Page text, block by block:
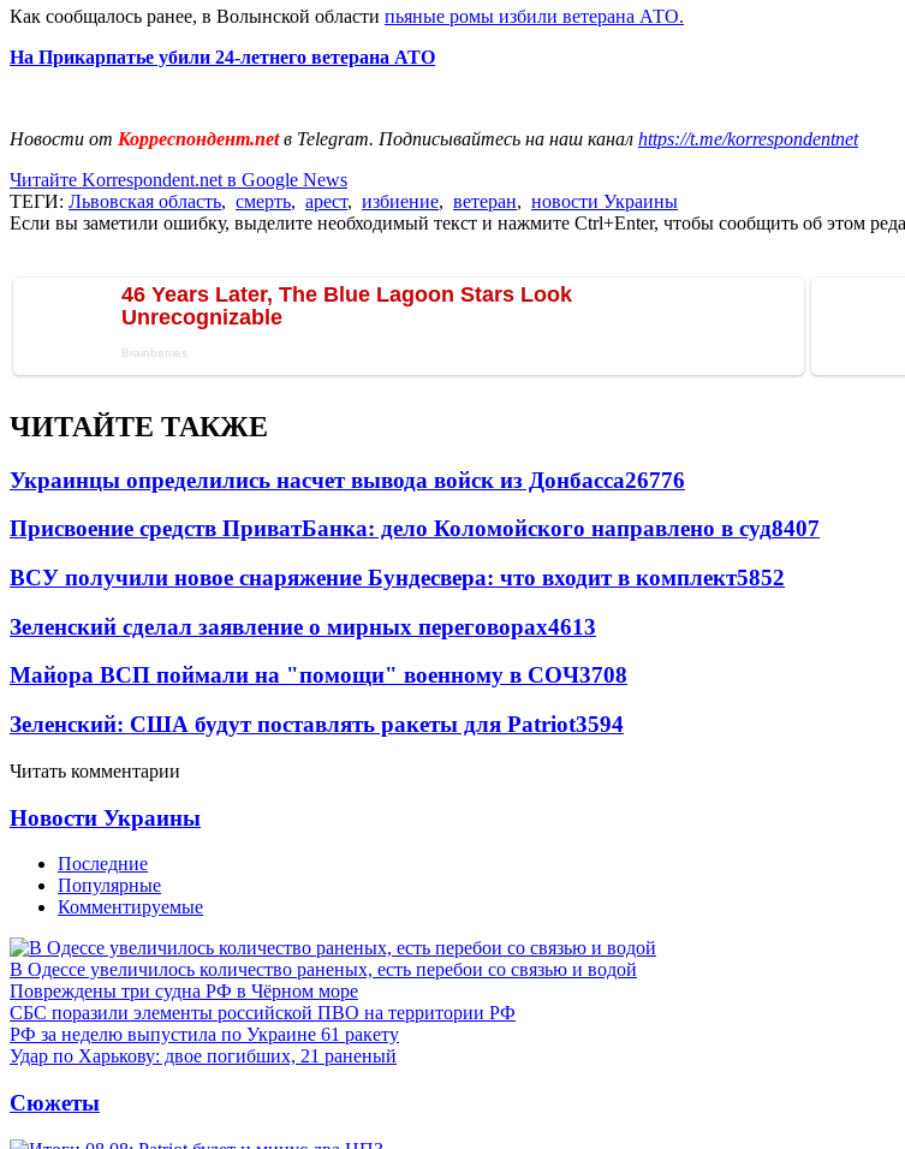
Как сообщалось ранее, в Волынской области пьяные ромы избили ветерана АТО.
На Прикарпатье убили 24-летнего ветерана АТО
Новости от Корреспондент.netв Telegram. Подписывайтесь на наш канал https://t.me/korrespondentnet
Читайте Korrespondent.net в Google News
ТЕГИ: Львовская область, смерть, арест, избиение, ветеран, новости Украины
Если вы заметили ошибку, выделите необходимый текст и нажмите Ctrl+Enter, чтобы сообщить об этом
ЧИТАЙТЕ ТАКЖЕ
Украинцы определились насчет вывода войск из Донбасса26776
Присвоение средств ПриватБанка: дело Коломойского направлено в суд8407
ВСУ получили новое снаряжение Бундесвера: что входит в комплект5852
Зеленский сделал заявление о мирных переговорах4613
Майора ВСП поймали на "помощи" военному в СОЧ3708
Зеленский: США будут поставлять ракеты для Patriot3594
Читать комментарии
Новости Украины
Последние
Популярные
Комментируемые
В Одессе увеличилось количество раненых, есть перебои со связью и водой
Повреждены три судна РФ в Чёрном море
СБС поразили элементы российской ПВО на территории РФ
РФ за неделю выпустила по Украине 61 ракету
Удар по Харькову: двое погибших, 21 раненый
Сюжеты